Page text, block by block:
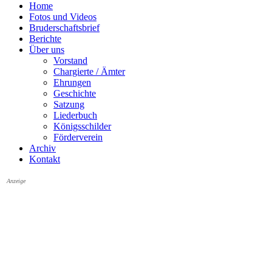
Home
Fotos und Videos
Bruderschaftsbrief
Berichte
Über uns
Vorstand
Chargierte / Ämter
Ehrungen
Geschichte
Satzung
Liederbuch
Königsschilder
Förderverein
Archiv
Kontakt
Anzeige